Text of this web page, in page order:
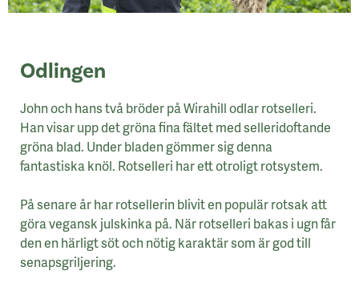
Odlingen
John och hans två bröder på Wirahill odlar rotselleri.
Han visar upp det gröna fina fältet med selleridoftande
gröna blad. Under bladen gömmer sig denna
fantastiska knöl. Rotselleri har ett otroligt rotsystem.
På senare år har rotsellerin blivit en populär rotsak att
göra vegansk julskinka på. När rotselleri bakas i ugn får
den en härligt söt och nötig karaktär som är god till
senapsgriljering.